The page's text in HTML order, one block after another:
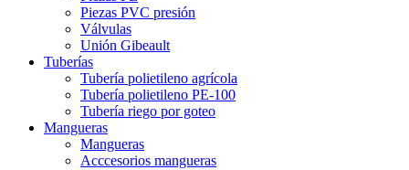
Piezas PVC presión
Válvulas
Unión Gibeault
Tuberías
Tubería polietileno agrícola
Tubería polietileno PE-100
Tubería riego por goteo
Mangueras
Mangueras
Acccesorios mangueras